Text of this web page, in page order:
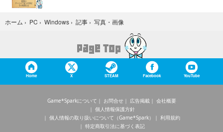
ホーム › PC › Windows › 記事 › 写真・画像
Home X STEAM Facebook YouTube
Game*Sparkについて お問合せ 広告掲載
会社概要
個人情報保護方針
個人情報の取り扱いについて（Game*Spark）
利用規約
特定商取引法に基づく表記